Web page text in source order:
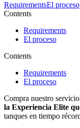
RequirementsEl proceso
Contents
Requirements
El proceso
Contents
Requirements
El proceso
Compra nuestro
la Experiencia Elite
tanques en tiempo